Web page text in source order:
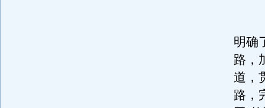
明确
路，
道，
路，